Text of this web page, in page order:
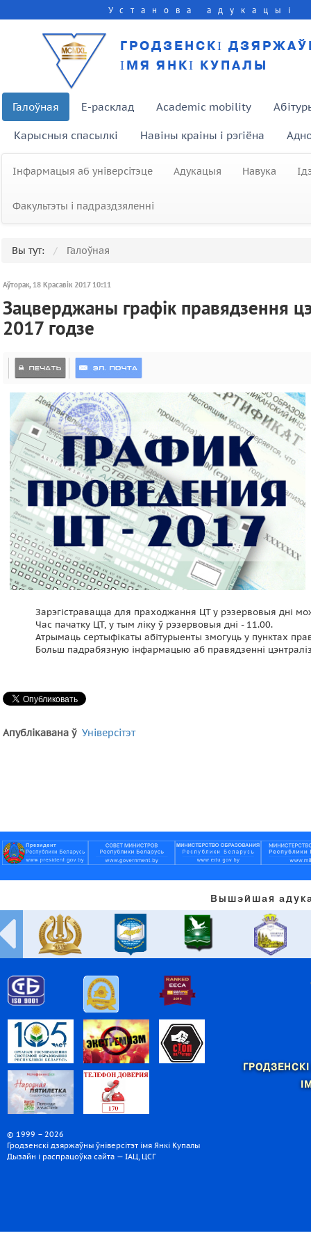
Установа адукацыі
ГРОДЗЕНСКІ
ІМЯ ЯНКІ КУПАЛЫ
Галоўная E-расклад Academic mobility
Карысныя спасылкі Навіны краіны і рэгіёна
Інфармацыя аб універсітэце Адукацыя Навука
Факультэты і падраздзяленні
Вы тут: Галоўная
Аўторак, 18 Красавік 2017 10:11
Зацверджаны графік правядзення
2017 годзе
Зарэгістравацца для праходжання ЦТ у рэзервовыя дні
Час пачатку ЦТ, у тым ліку ў рэзервовыя дні - 11.00.
Атрымаць сертыфікаты абітурыенты змогуць у пунктах
Больш падрабязную інфармацыю аб правядзенні
Апублікавана ў Універсітэт
Вышэйшая
© 1999 – 2026
Гродзенскі дзяржаўны ўніверсітэт імя Янкі Купалы
Дызайн і распрацоўка сайта — ІАЦ, ЦСГ